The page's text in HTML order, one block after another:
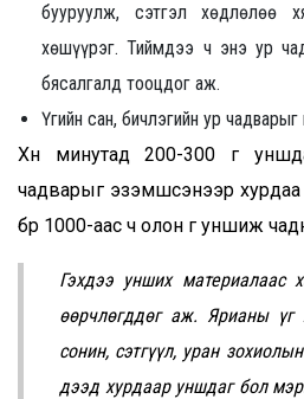
бууруулж, сэтгэл хөдлөлөө
хөшүүрэг. Тиймдээ ч энэ ур
бясалгалд тооцдог аж.
Үгийн сан, бичлэгийн ур
Хүн минутад 200-300 үг
чадварыг эзэмшсэнээр хурдаа
бүр 1000-аас ч олон үг уншиж
Гэхдээ унших материалаас
өөрчлөгддөг аж. Ярианы үг
сонин, сэтгүүл, уран
дээд хурдаар уншдаг бол